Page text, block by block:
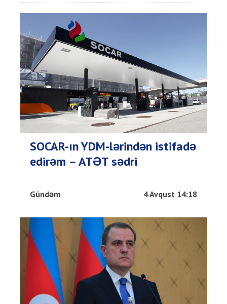
SOCAR-ın YDM-lərindən istifadə
edirəm – ATƏT sədri
Gündəm 4 Avqust 14:18